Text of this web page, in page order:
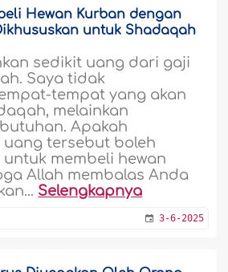
Hewan Kurban dengan
untuk Shadaqah
sedikit uang dari gaji
Saya tidak
tempat yang akan
melainkan
Apakah
tersebut boleh
membeli hewan
Allah membalas Anda
Selengkapnya
3-6-2025